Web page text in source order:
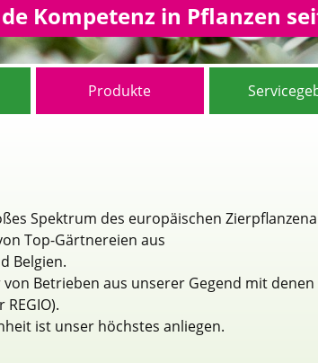
Kompetenz in Pflanzen
Produkte
Spektrum des europäischen
Top-Gärtnereien aus
Belgien.
Betrieben aus unserer Gegend mit
ist unser höchstes anliegen.